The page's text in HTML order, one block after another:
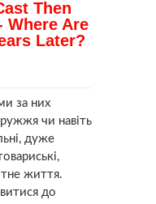
за них
чи навіть
дуже
життя.
до